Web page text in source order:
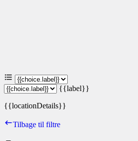
{{label}}
{{locationDetails}}
Tilbage til filtre